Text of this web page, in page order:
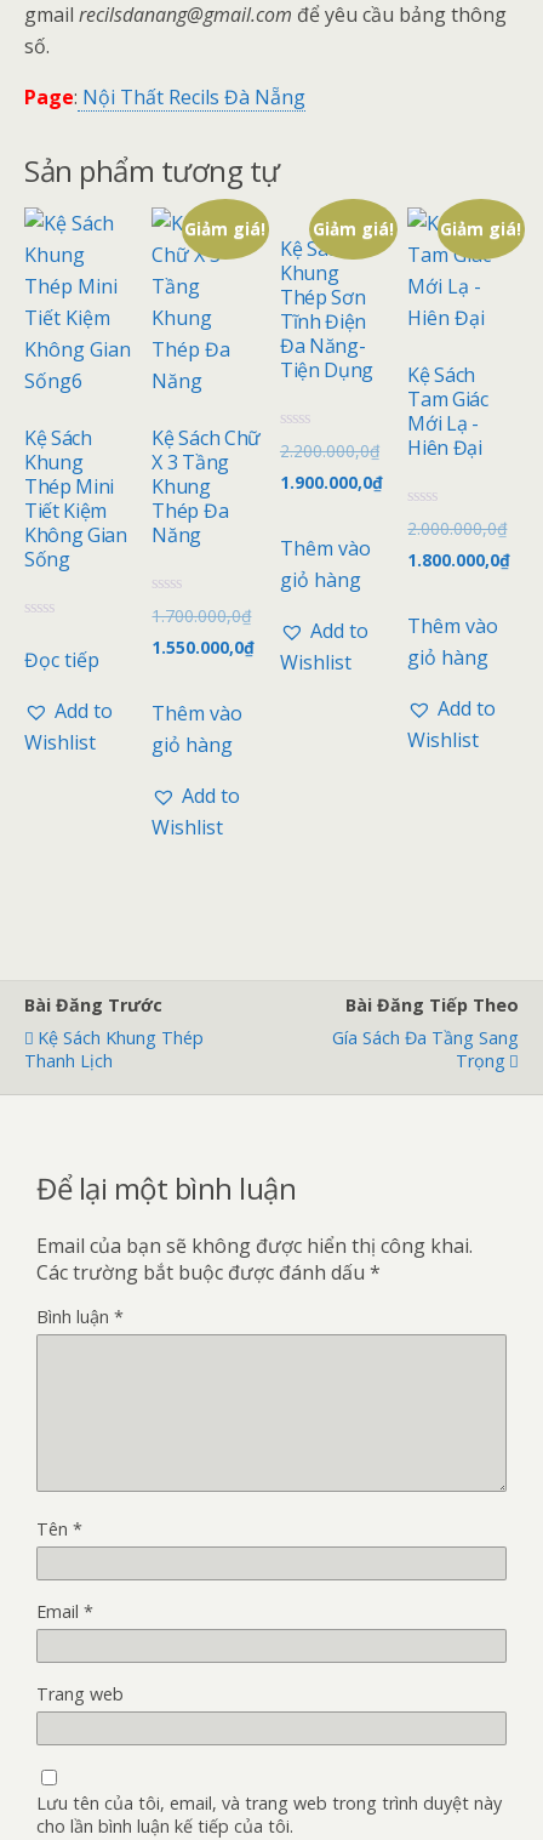
gmail recilsdanang@gmail.com để yêu cầu bảng thông
số.
Page: Nội Thất Recils Đà Nẵng
Sản phẩm tương tự
Kệ Sách
Khung
Thép Mini
Tiết Kiệm
Không Gian
Sống
ợ
ế
h
Đọc tiếp
Add to
Wishlist
Giảm giá!
Kệ Sách Chữ
X 3 Tầng
Khung
Thép Đa
Năng
Đ
ư
ợ
c
p
h
n
5
a
1.700.000,0₫
1.550.000,0₫
Thêm vào
giỏ hàng
Add to
Wishlist
Giảm giá!
Kệ Sách
Khung
Thép Sơn
Tĩnh Điện
Đa Năng-
Tiện Dụng
Đ
ư
ợ
c
p
h
n
5
a
2.200.000,0₫
1.900.000,0₫
Thêm vào
giỏ hàng
Add to
Wishlist
Giảm giá!
Kệ Sách
Tam Giác
Mới Lạ -
Hiên Đại
Đ
ư
ợ
c
p
h
n
5
a
2.000.000,0₫
1.800.000,0₫
Thêm vào
giỏ hàng
Add to
Wishlist
Bài Đăng Trước
Kệ Sách Khung Thép
Thanh Lịch
Bài Đăng Tiếp Theo
Gía Sách Đa Tầng Sang
Trọng
Để lại một bình luận
Email của bạn sẽ không được hiển thị công khai.
Các trường bắt buộc được đánh dấu *
Bình luận *
Tên *
Email *
Trang web
Lưu tên của tôi, email, và trang web trong trình duyệt này
cho lần bình luận kế tiếp của tôi.